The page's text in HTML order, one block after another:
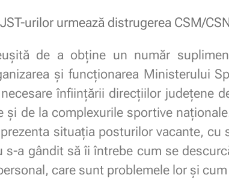
urilor urmează distrugerea CSM/
de a obține un număr
şi funcţionarea Ministerului
înființării direcțiilor județene
și de la complexurile sportive
situația posturilor vacante,
s-a gândit să îi întrebe cum se
care sunt problemele lor și